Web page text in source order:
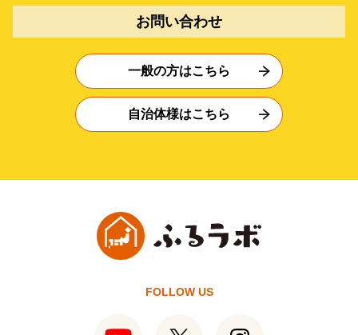
お問い合わせ
一般の方はこちら
自治体様はこちら
FOLLOW US